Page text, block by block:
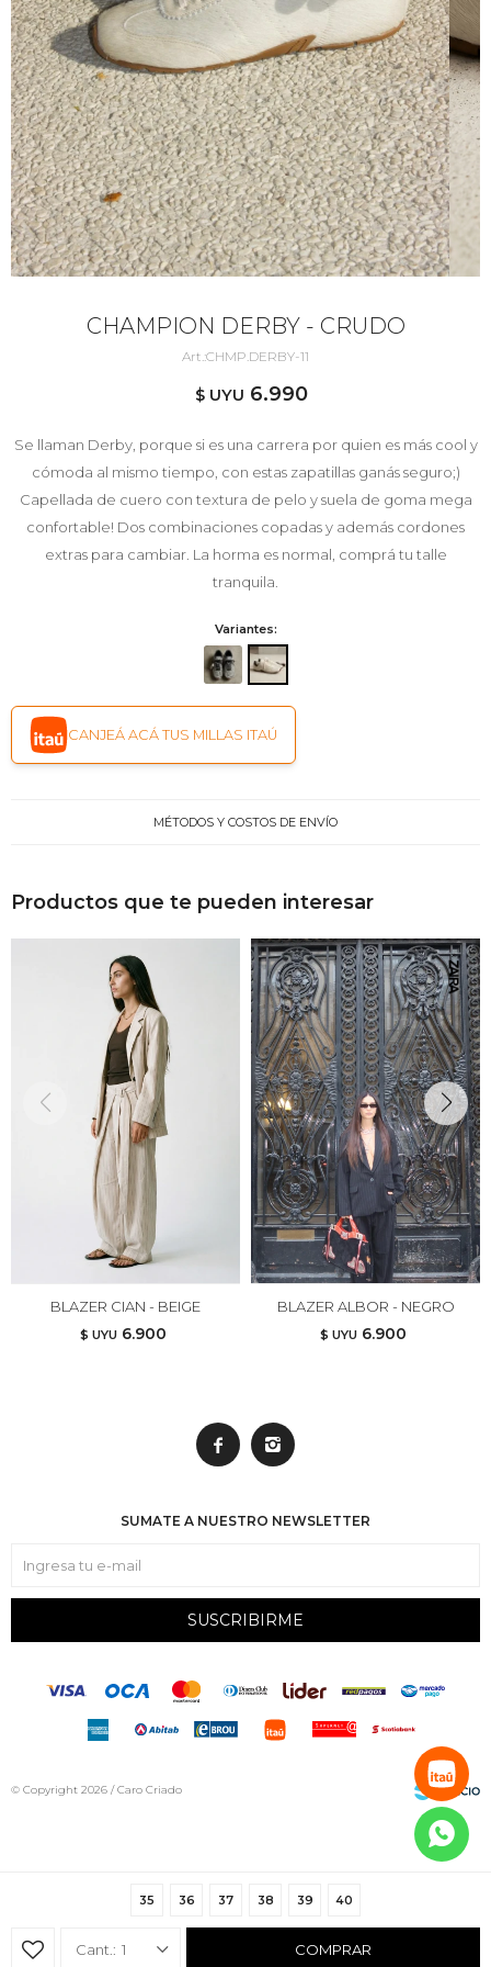
CHAMPION DERBY - CRUDO
CHMP.DERBY-11
$ UYU 6.990
Se llaman Derby, porque si es una carrera por quien es más cool y
cómoda al mismo tiempo, con estas zapatillas ganás seguro;)
Capellada de cuero con textura de pelo y suela de goma mega
confortable! Dos combinaciones copadas y además cordones
extras para cambiar. La horma es normal, comprá tu talle
tranquila.
Variantes:
35 36 37 38 39 40
1 COMPRAR
CANJEÁ ACÁ TUS MILLAS ITAÚ
MÉTODOS Y COSTOS DE ENVÍO
Productos que te pueden interesar
BLAZER CIAN - BEIGE
$ UYU 6.900
BLAZER ALBOR - NEGRO
$ UYU 6.900
 
SUMATE A NUESTRO NEWSLETTER
SUSCRIBIRME
© Copyright 2026 / Caro Criado